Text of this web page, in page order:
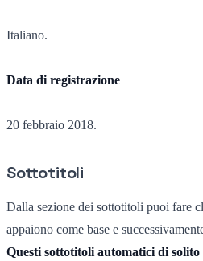
Italiano.
Data di registrazione
20 febbraio 2018.
Sottotitoli
Dalla sezione dei sottotitoli puoi fare
appaiono come base e
Questi sottotitoli automatici di